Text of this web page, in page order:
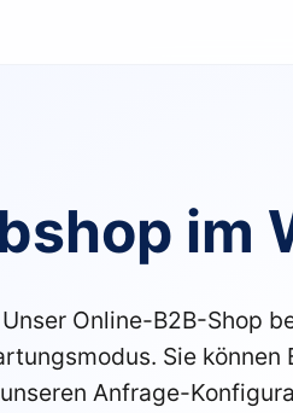
im
Unser Online-B2B-Shop
Sie
unseren Anfrage-